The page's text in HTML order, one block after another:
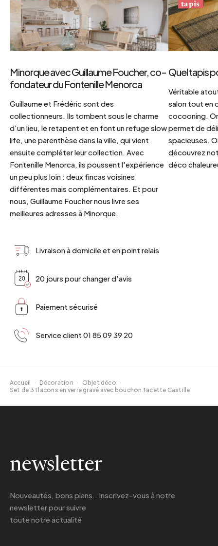
Minorque avec Guillaume Foucher, co-
fondateur du Fontenille Menorca
Guillaume et Frédéric sont des
collectionneurs. Ils tombent sous le charme
d'un lieu, le retapent et en font un refuge slow
life, une parenthèse dans la ville, qui vient
ensuite compléter leur collection. Avec
Fontenille Menorca, ils poussent l'expérience
un peu plus loin : deux fincas voisines
différentes mais complémentaires. Et pour
nous, Guillaume Foucher nous livre ses
meilleures adresses à Minorque.
tapis
Quel tapis
Véritable
salon tout en
cocooning.
permet de
spacieuses.
découvrez
déco
Livraison à domicile et en point relais
20 jours pour changer d'avis
Paiement sécurisé
Service client 01 85 09 39 20
Accueil · Décoration · Objet déco ·
Set de 3 flacons en verre gravé avec bouchon facette Castille
newsletter
Nouveautés, bons plans.. Inscrivez-vous à notre
newsletterpour suivre
toute notre actualité